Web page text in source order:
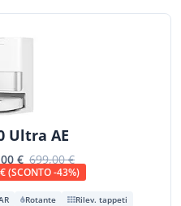
Ultra AE
€ 699,00 €
(SCONTO -43%)
Rotante
Rilev. tappeti